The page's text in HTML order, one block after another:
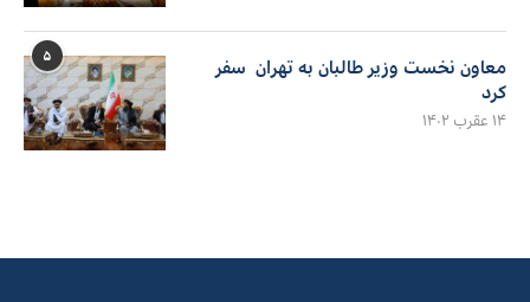
۵
معاون نخست وزیر طالبان به تهران سفر
کرد
۱۴ عقرب ۱۴۰۲